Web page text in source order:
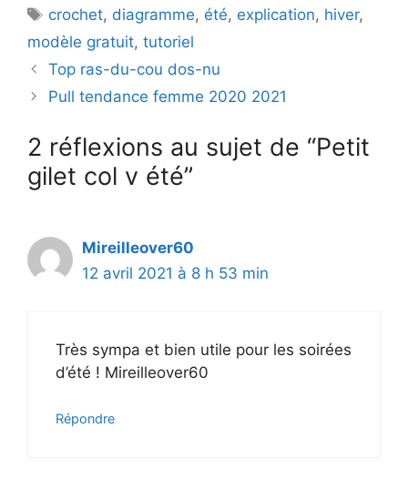
Étiquettes
crochet, diagramme, été, explication, hiver,
modèle gratuit, tutoriel
Top ras-du-cou dos-nu
Pull tendance femme 2020 2021
2 réflexions au sujet de “Petit
gilet col v été”
Mireilleover60
12 avril 2021 à 8 h 53 min
Très sympa et bien utile pour les soirées
d’été ! Mireilleover60
Répondre